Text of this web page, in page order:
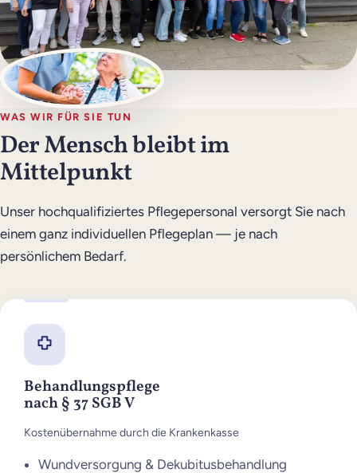
WAS WIR FÜR SIE TUN
Der Mensch bleibt im
Mittelpunkt
Unser hochqualifiziertes Pflegepersonal versorgt Sie nach
einem ganz individuellen Pflegeplan — je nach
persönlichem Bedarf.
Behandlungspflege
nach § 37 SGB V
Kostenübernahme durch die Krankenkasse
Wundversorgung & Dekubitusbehandlung